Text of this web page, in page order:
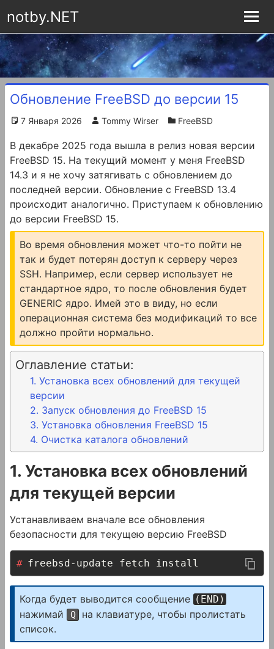
notby.NET
Обновление FreeBSD до версии 15
7 Января 2026 Tommy Wirser FreeBSD
В декабре 2025 года вышла в релиз новая версии
FreeBSD 15. На текущий момент у меня FreeBSD
14.3 и я не хочу затягивать с обновлением до
последней версии. Обновление с FreeBSD 13.4
происходит аналогично. Приступаем к обновлению
до версии FreeBSD 15.
Во время обновления может что-то пойти не
так и будет потерян доступ к серверу через
SSH. Например, если сервер использует не
стандартное ядро, то после обновления будет
GENERIC ядро. Имей это в виду, но если
операционная система без модификаций то все
должно пройти нормально.
Оглавление статьи:
1. Установка всех обновлений для текущей
версии
2. Запуск обновления до FreeBSD 15
3. Установка обновления FreeBSD 15
4. Очистка каталога обновлений
1. Установка всех обновлений
для текущей версии
Устанавливаем вначале все обновления
безопасности для текущею версию FreeBSD
freebsd-update fetch install
Когда будет выводится сообщение (END)
нажимай Q
на клавиатуре, чтобы пролистать
список.